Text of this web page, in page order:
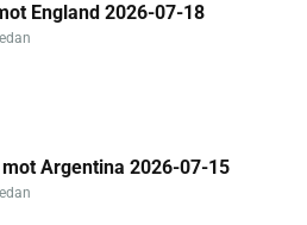
England 2026-07-18
mot Argentina 2026-07-15